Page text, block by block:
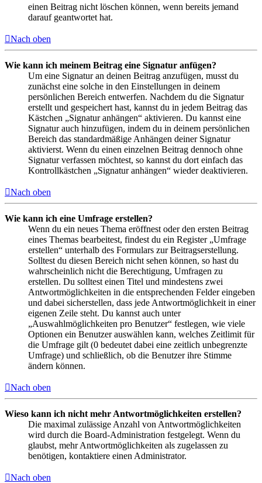
einen Beitrag nicht löschen können, wenn bereits jemand
darauf geantwortet hat.
Nach oben
Wie kann ich meinem Beitrag eine Signatur anfügen?
Um eine Signatur an deinen Beitrag anzufügen, musst du
zunächst eine solche in den Einstellungen in deinem
persönlichen Bereich entwerfen. Nachdem du die Signatur
erstellt und gespeichert hast, kannst du in jedem Beitrag das
Kästchen „Signatur anhängen“ aktivieren. Du kannst eine
Signatur auch hinzufügen, indem du in deinem persönlichen
Bereich das standardmäßige Anhängen deiner Signatur
aktivierst. Wenn du einen einzelnen Beitrag dennoch ohne
Signatur verfassen möchtest, so kannst du dort einfach das
Kontrollkästchen „Signatur anhängen“ wieder deaktivieren.
Nach oben
Wie kann ich eine Umfrage erstellen?
Wenn du ein neues Thema eröffnest oder den ersten Beitrag
eines Themas bearbeitest, findest du ein Register „Umfrage
erstellen“ unterhalb des Formulars zur Beitragserstellung.
Solltest du diesen Bereich nicht sehen können, so hast du
wahrscheinlich nicht die Berechtigung, Umfragen zu
erstellen. Du solltest einen Titel und mindestens zwei
Antwortmöglichkeiten in die entsprechenden Felder eingeben
und dabei sicherstellen, dass jede Antwortmöglichkeit in einer
eigenen Zeile steht. Du kannst auch unter
„Auswahlmöglichkeiten pro Benutzer“ festlegen, wie viele
Optionen ein Benutzer auswählen kann, welches Zeitlimit für
die Umfrage gilt (0 bedeutet dabei eine zeitlich unbegrenzte
Umfrage) und schließlich, ob die Benutzer ihre Stimme
ändern können.
Nach oben
Wieso kann ich nicht mehr Antwortmöglichkeiten erstellen?
Die maximal zulässige Anzahl von Antwortmöglichkeiten
wird durch die Board-Administration festgelegt. Wenn du
glaubst, mehr Antwortmöglichkeiten als zugelassen zu
benötigen, kontaktiere einen Administrator.
Nach oben